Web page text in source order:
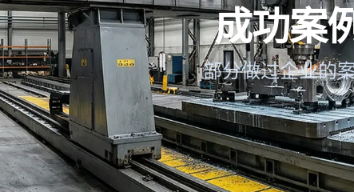
成功案
部分做过企业的